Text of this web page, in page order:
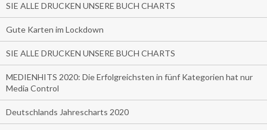
SIE ALLE DRUCKEN UNSERE BUCH CHARTS
Gute Karten im Lockdown
SIE ALLE DRUCKEN UNSERE BUCH CHARTS
MEDIENHITS 2020: Die Erfolgreichsten in fünf Kategorien hat nur
Media Control
Deutschlands Jahrescharts 2020